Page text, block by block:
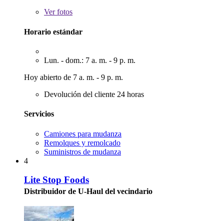
Verfotos
Horario estándar
Lun. - dom.: 7 a. m. - 9 p. m.
Hoy abierto de 7 a. m. - 9 p. m.
Devolución del cliente 24 horas
Servicios
Camiones para mudanza
Remolques y remolcado
Suministros de mudanza
4
Lite Stop Foods
Distribuidor de U-Haul del vecindario